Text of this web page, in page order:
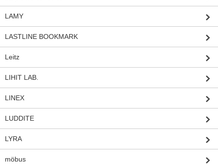
LAMY
LASTLINE BOOKMARK
Leitz
LIHIT LAB.
LINEX
LUDDITE
LYRA
möbus